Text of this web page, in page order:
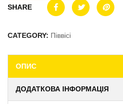
SHARE
CATEGORY: Піввісі
ОПИС
ДОДАТКОВА ІНФОРМАЦІЯ